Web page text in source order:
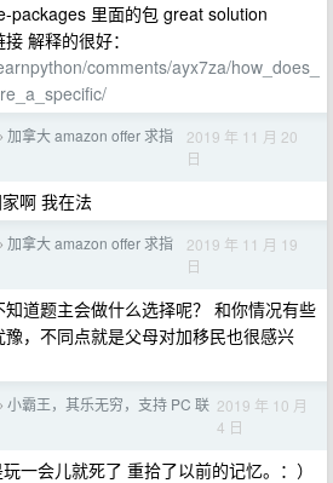
packages 里面的包 great solution
解释的很好：
comments/ayx7za/how_does_
› 加拿大 amazon offer 求指
2019 年 11 月 20
日
啊 我在法
› 加拿大 amazon offer 求指
2019 年 11 月 19
日
道题主会做什么选择呢？ 和你情况有些
，不同点就是父母对加移民也很感兴
› 小霸王，其乐无穷，支持 PC 联 2019 年 10 月
4 日
一会儿就死了 重拾了以前的记忆。：）